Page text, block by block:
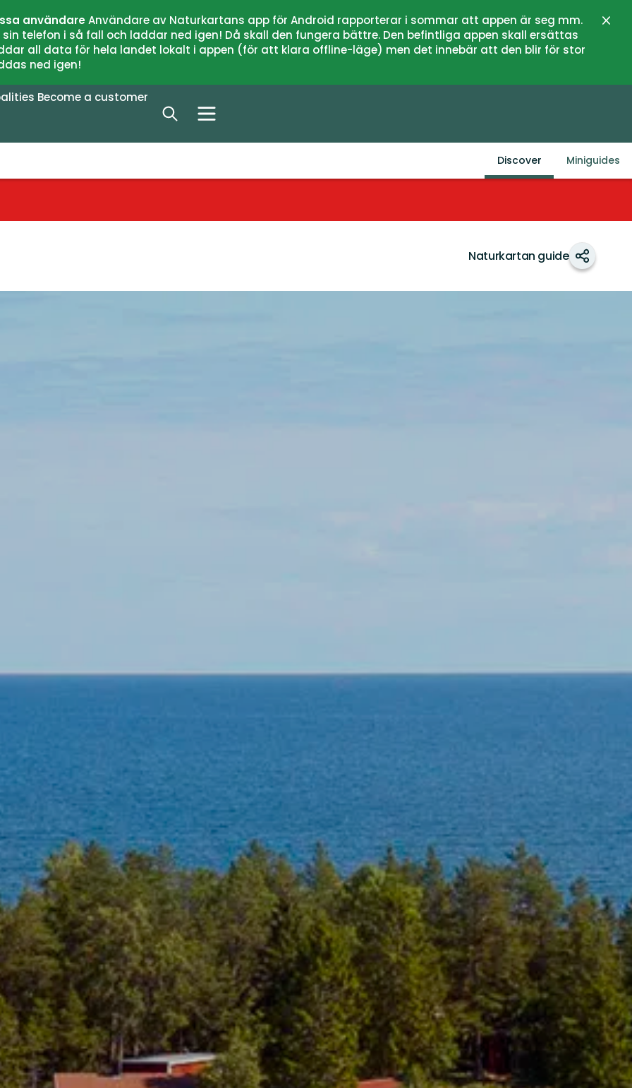
användareAnvändare av Naturkartans app för Android rapporterar i sommar att appen är seg mm.
telefon i så fall och laddar ned igen! Då skall den fungera bättre. Den befintliga appen skall ersättas
all data för hela landet lokalt i appen (för att klara offline-läge) men det innebär att den blir för stor
ned igen!
Close
Become a customer
Discover Miniguides
Naturkartan guide Share